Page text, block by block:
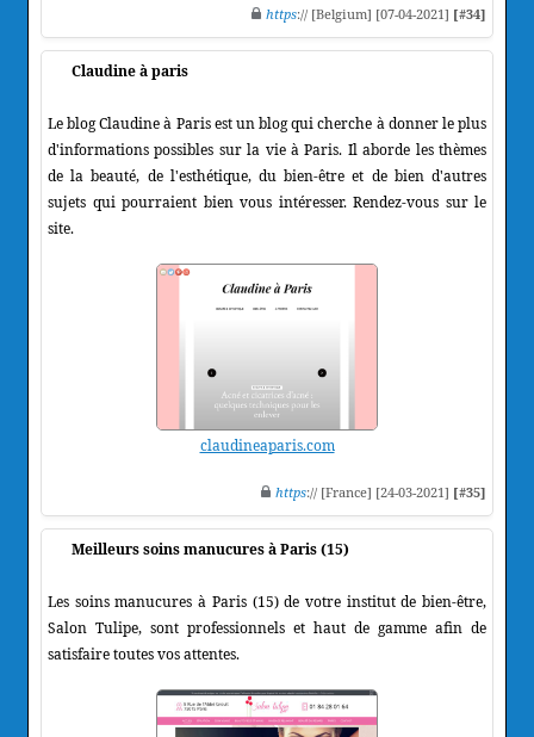
https:// [Belgium] [07-04-2021] [#34]
Claudine à paris
Le blog Claudine à Paris est un blog qui cherche à donner le plus
d'informations possibles sur la vie à Paris. Il aborde les thèmes
de la beauté, de l'esthétique, du bien-être et de bien d'autres
sujets qui pourraient bien vous intéresser. Rendez-vous sur le
site.
claudineaparis.com
https:// [France] [24-03-2021] [#35]
Meilleurs soins manucures à Paris (15)
Les soins manucures à Paris (15) de votre institut de bien-être,
Salon Tulipe, sont professionnels et haut de gamme afin de
satisfaire toutes vos attentes.